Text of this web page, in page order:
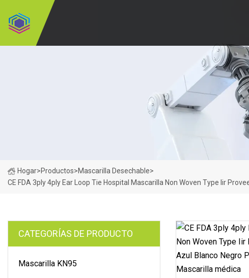
Hogar>Productos>Mascarilla Desechable>
CE FDA 3ply 4ply Ear Loop Tie Hospital Mascarilla Non Woven Type Iir
CATEGORÍAS DE PRODUCTO
Mascarilla KN95